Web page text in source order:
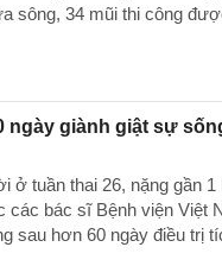
sông, 34 mũi thi công
ngày giành giật sự
ở tuần thai 26, nặng gần
các bác sĩ Bệnh viện Việt
sau hơn 60 ngày điều trị